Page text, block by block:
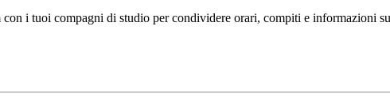
i tuoi compagni di studio per condividere orari, compiti e informazioni